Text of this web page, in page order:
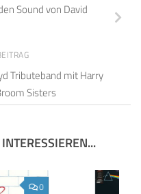
Sound von David
Tributeband mit Harry
Sisters
0